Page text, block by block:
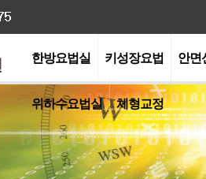
한방요법실 키성장요법 안면
위하수요법실 체형교정